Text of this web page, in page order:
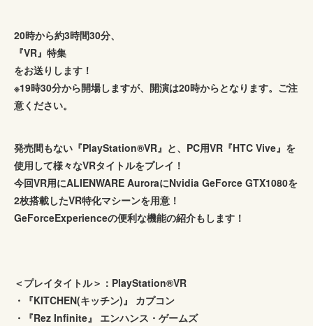
20時から約3時間30分、
『VR』特集
をお送りします！
※19時30分から開場しますが、開演は20時からとなります。ご注
意ください。
発売間もない『PlayStation®VR』と、PC用VR『HTC Vive』を
使用して様々なVRタイトルをプレイ！
今回VR用にALIENWARE AuroraにNvidia GeForce GTX1080を
2枚搭載したVR特化マシーンを用意！
GeForceExperienceの便利な機能の紹介もします！
＜プレイタイトル＞：PlayStation®VR
・『KITCHEN(キッチン)』 カプコン
・『Rez Infinite』 エンハンス・ゲームズ